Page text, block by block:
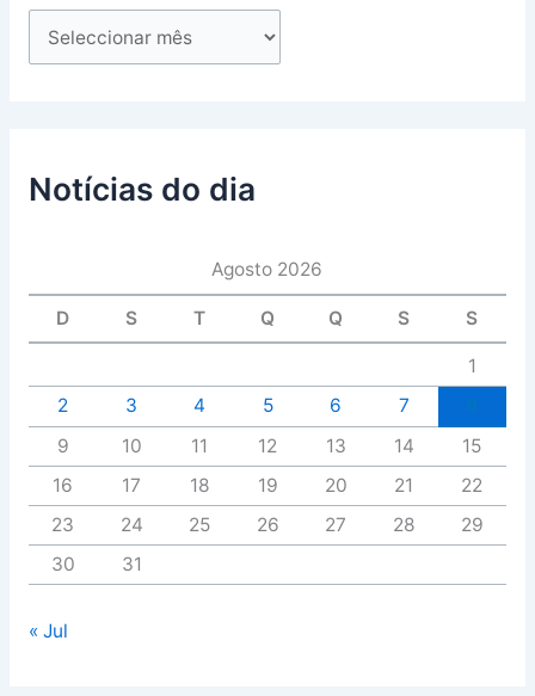
Notícias do dia
Agosto 2026
D S T Q Q S S
1
2
3 4 5 6 7
9
10 11 12 13 14
15
16
17 18 19 20 21
22
23
24 25 26 27 28
29
30
31
« Jul